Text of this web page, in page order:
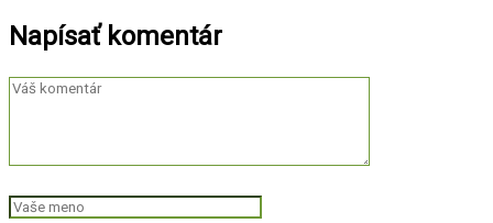
Napísať komentár